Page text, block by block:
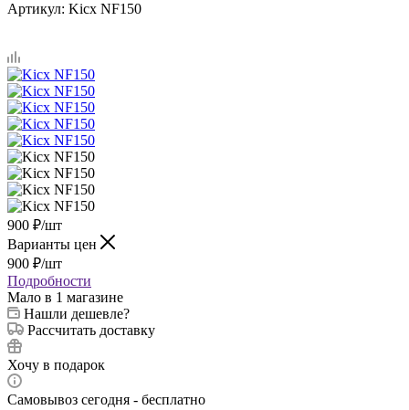
Артикул: Kicx NF150
900 ₽/шт
Варианты цен
900 ₽/шт
Подробности
Мало в 1 магазине
Нашли дешевле?
Рассчитать доставку
Хочу в подарок
Самовывоз сегодня - бесплатно